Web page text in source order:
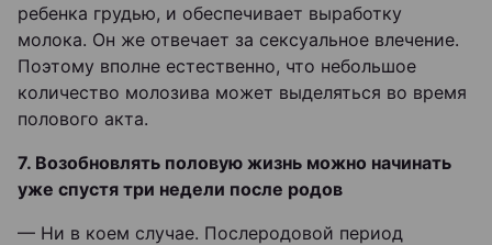
ребенка грудью, и обеспечивает выработку
молока. Он же отвечает за сексуальное влечение.
Поэтому вполне естественно, что небольшое
количество молозива может выделяться во время
полового акта.
7. Возобновлять половую жизнь можно начинать
уже спустя три недели после родов
— Ни в коем случае. Послеродовой период